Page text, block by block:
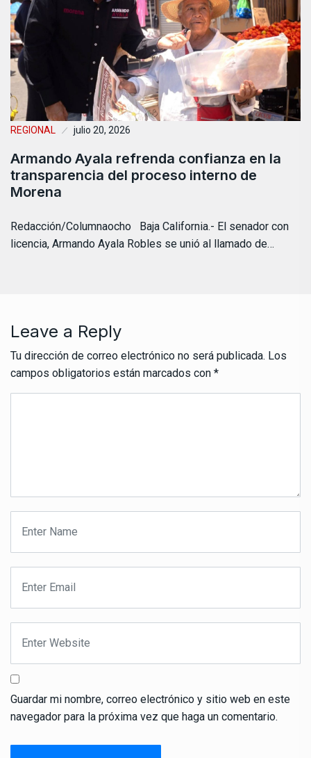
REGIONAL julio 20, 2026
Armando Ayala refrenda confianza en la
transparencia del proceso interno de
Morena
Redacción/Columnaocho Baja California.- El senador con
licencia, Armando Ayala Robles se unió al llamado de…
Leave a Reply
Tu dirección de correo electrónico no será publicada. Los
campos obligatorios están marcados con *
Guardar mi nombre, correo electrónico y sitio web en este
navegador para la próxima vez que haga un comentario.